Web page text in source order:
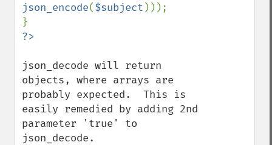
json_encode($subject )));
?>
json_decode will return
objects, where arrays are
probably expected.  This is
easily remedied by adding 2nd
parameter 'true' to
json_decode.